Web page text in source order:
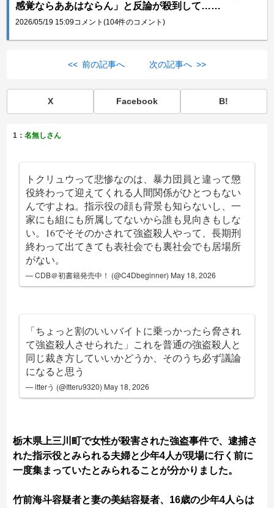
感覚ならああはならん」と反論が殺到して……
2026/05/19 15:09コメント(104件のコメント)
<< 前の記事へ 次の記事へ >>
X Facebook B!
1：名無しさん
トクリュウって悲惨なのは、暴力団員と違って懲
役終わって迎えてくれる人間関係がひとつもない
んですよね。指示役の顔も背景も知らないし、一
家にも組にも所属してないから誰も見向きもしな
い。16でそそのかされて強盗殺人やって、長期刑
終わって出てきても表社会でも裏社会でも居場所
がない。
— CDB＠初書籍発売中！ (@C4Dbeginner) May 18, 2026
「ちょっと割のいいバイトに乗っかったら脅され
て強盗殺人させられた」これを普通の強盗殺人と
同じ裁き方していいかどうか、そのうち必ず議論
になると思う
— itterう (@Itteru9320) May 18, 2026
栃木県上三川町で女性が殺害された強盗事件で、逮捕さ
れた指示役とみられる夫婦と少年4人が現場に行く前に
一度集まっていたとみられることが分かりました。
竹前海斗容疑者と妻の美結容疑者、16歳の少年4人らは